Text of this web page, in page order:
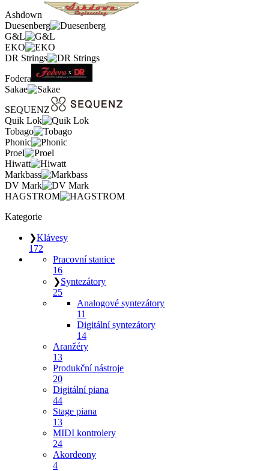
Ashdown
Duesenberg
G&L
EKO
DR Strings
Fodera
Sakae
SEQUENZ
Quik Lok
Tobago
Phonic
Proel
Hiwatt
Markbass
DV Mark
HAGSTROM
Kategorie
❯Klávesy
172
Pracovní stanice
16
❯Syntezátory
25
Analogové syntezátory
11
Digitální syntezátory
14
Aranžéry
13
Produkční nástroje
20
Digitální piana
44
Stage piana
13
MIDI kontrolery
24
Akordeony
4